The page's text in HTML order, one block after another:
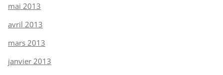
mai 2013
avril 2013
mars 2013
janvier 2013